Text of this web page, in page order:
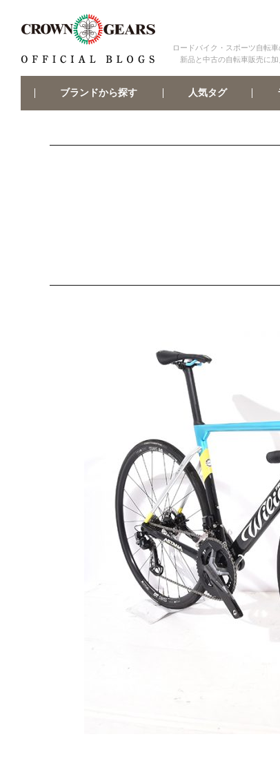
ロードバイク・スポーツ自転
新品と中古の自転車販売に
ブランドから探す 人気タグ